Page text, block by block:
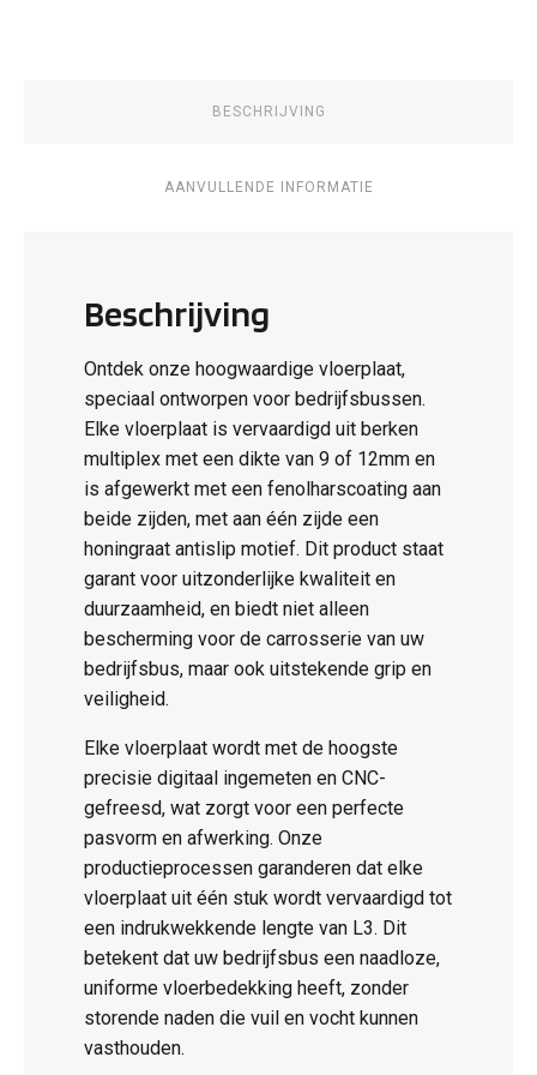
BESCHRIJVING
AANVULLENDE INFORMATIE
Beschrijving
Ontdek onze hoogwaardige vloerplaat,
speciaal ontworpen voor bedrijfsbussen.
Elke vloerplaat is vervaardigd uit berken
multiplex met een dikte van 9 of 12mm en
is afgewerkt met een fenolharscoating aan
beide zijden, met aan één zijde een
honingraat antislip motief. Dit product staat
garant voor uitzonderlijke kwaliteit en
duurzaamheid, en biedt niet alleen
bescherming voor de carrosserie van uw
bedrijfsbus, maar ook uitstekende grip en
veiligheid.
Elke vloerplaat wordt met de hoogste
precisie digitaal ingemeten en CNC-
gefreesd, wat zorgt voor een perfecte
pasvorm en afwerking. Onze
productieprocessen garanderen dat elke
vloerplaat uit één stuk wordt vervaardigd tot
een indrukwekkende lengte van L3. Dit
betekent dat uw bedrijfsbus een naadloze,
uniforme vloerbedekking heeft, zonder
storende naden die vuil en vocht kunnen
vasthouden.